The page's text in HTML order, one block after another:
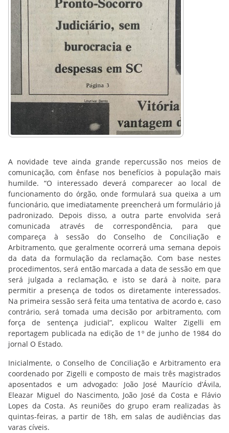
A novidade teve ainda grande repercussão nos meios de
comunicação, com ênfase nos benefícios à população mais
humilde. “O interessado deverá comparecer ao local de
funcionamento do órgão, onde formulará sua queixa a um
funcionário, que imediatamente preencherá um formulário já
padronizado. Depois disso, a outra parte envolvida será
comunicada através de correspondência, para que
compareça à sessão do Conselho de Conciliação e
Arbitramento, que geralmente ocorrerá uma semana depois
da data da formulação da reclamação. Com base nestes
procedimentos, será então marcada a data de sessão em que
será julgada a reclamação, e isto se dará à noite, para
permitir a presença de todos os diretamente interessados.
Na primeira sessão será feita uma tentativa de acordo e, caso
contrário, será tomada uma decisão por arbitramento, com
força de sentença judicial”, explicou Walter Zigelli em
reportagem publicada na edição de 1º de junho de 1984 do
jornal O Estado.
Inicialmente, o Conselho de Conciliação e Arbitramento era
coordenado por Zigelli e composto de mais três magistrados
aposentados e um advogado: João José Maurício d’Ávila,
Eleazar Miguel do Nascimento, João José da Costa e Flávio
Lopes da Costa. As reuniões do grupo eram realizadas às
quintas-feiras, a partir de 18h, em salas de audiências das
varas cíveis.